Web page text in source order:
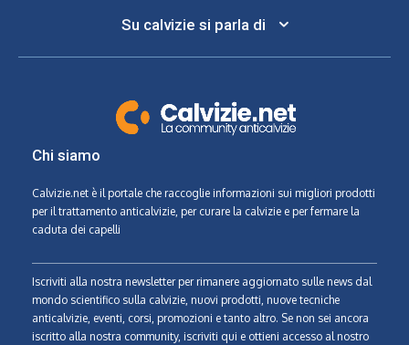
Su calvizie si parla di
Chi siamo
Calvizie.net è il portale che raccoglie informazioni sui migliori prodotti
per il trattamento anticalvizie, per curare la calvizie e per fermare la
caduta dei capelli
Iscriviti alla nostra newsletter per rimanere aggiornato sulle news dal
mondo scientifico sulla calvizie, nuovi prodotti, nuove tecniche
anticalvizie, eventi, corsi, promozioni e tanto altro. Se non sei ancora
iscritto alla nostra community, iscriviti qui e ottieni accesso al nostro